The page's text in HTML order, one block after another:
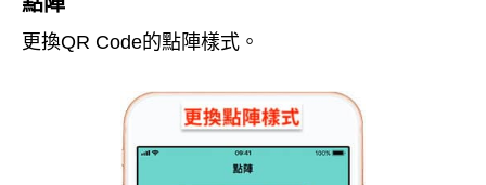
更換QR Code的點陣樣式。